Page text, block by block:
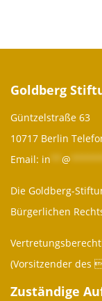
Goldberg
Güntzelstraße 63
10717 Berlin
Email: in @
Die Goldberg-
Bürgerlichen
(Vorsitzender des
Zuständige